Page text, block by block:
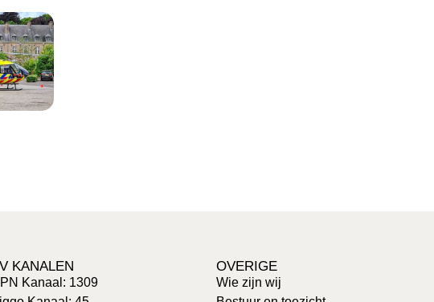
KANALEN
Kanaal: 1309
OVERIGE
Wie zijn wij